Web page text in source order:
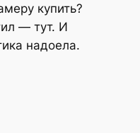
купить?
— тут. И
надоела.